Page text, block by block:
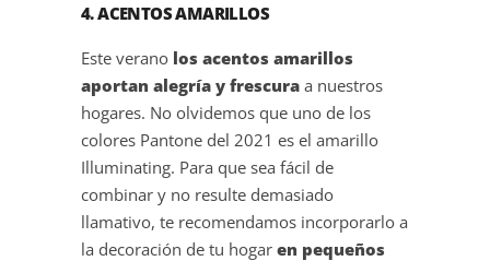
4. ACENTOS AMARILLOS
Este verano los acentos amarillos
aportan alegría y frescura a nuestros
hogares. No olvidemos que uno de los
colores Pantone del 2021 es el amarillo
Illuminating. Para que sea fácil de
combinar y no resulte demasiado
llamativo, te recomendamos incorporarlo a
la decoración de tu hogar en pequeños